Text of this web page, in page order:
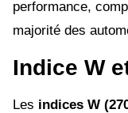
performance,
majorité des
Indice W
Les indices W